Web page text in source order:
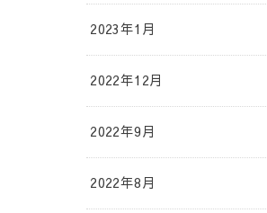
2023年1月
2022年12月
2022年9月
2022年8月